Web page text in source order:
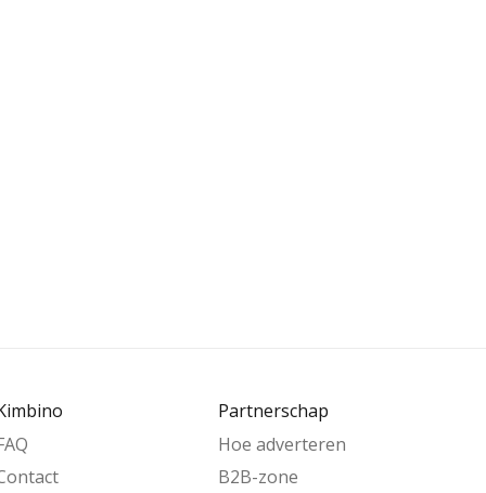
Partnerschap
Hoe adverteren
B2B-zone